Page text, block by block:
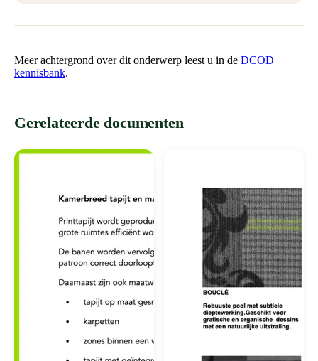
Meer achtergrond over dit onderwerp leest u in de DCOD
kennisbank.
Gerelateerde documenten